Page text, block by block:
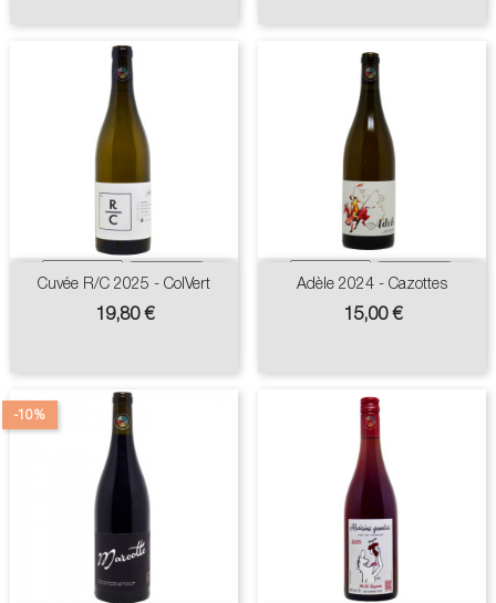
Cuvée R/C 2025 - ColVert
Prix
19,80 €
Adèle 2024 - Cazottes
Prix
15,00 €
-10%